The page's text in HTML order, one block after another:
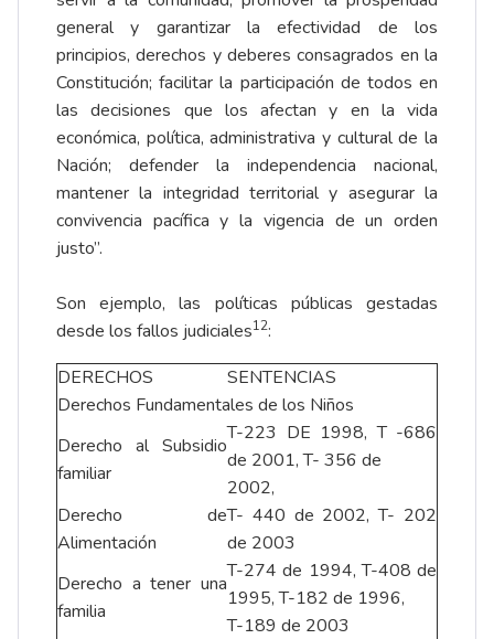
general y garantizar la efectividad de los
principios, derechos y deberes consagrados en la
Constitución; facilitar la participación de todos en
las decisiones que los afectan y en la vida
económica, política, administrativa y cultural de la
Nación; defender la independencia nacional,
mantener la integridad territorial y asegurar la
convivencia pacífica y la vigencia de un orden
justo”.
Son ejemplo, las políticas públicas gestadas
desde los fallos judiciales12:
DERECHOS
SENTENCIAS
Derechos Fundamentales de los Niños
Derecho al Subsidio
familiar
T-223 DE 1998, T -686
de 2001, T- 356 de
2002,
Derecho de
Alimentación
T- 440 de 2002, T- 202
de 2003
Derecho a tener una
familia
T-274 de 1994, T-408 de
1995, T-182 de 1996,
T-189 de 2003